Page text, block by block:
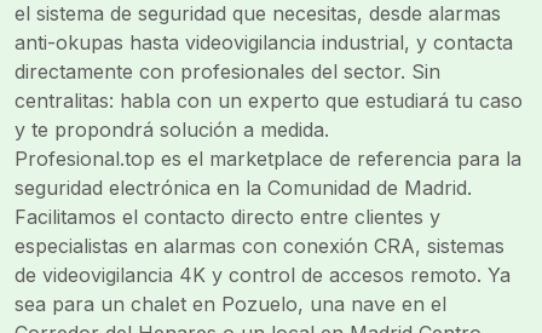
el sistema de seguridad que necesitas, desde alarmas
anti-okupas hasta videovigilancia industrial, y contacta
directamente con profesionales del sector. Sin
centralitas: habla con un experto que estudiará tu caso
y te propondrá solución a medida.
Profesional.top es el marketplace de referencia para la
seguridad electrónica en la Comunidad de Madrid.
Facilitamos el contacto directo entre clientes y
especialistas en alarmas con conexión CRA, sistemas
de videovigilancia 4K y control de accesos remoto. Ya
sea para un chalet en Pozuelo, una nave en el